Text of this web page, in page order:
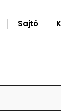
Sajtó